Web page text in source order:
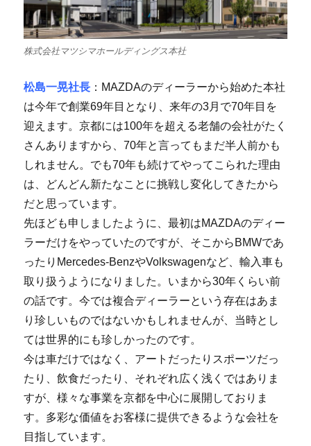
株式会社マツシマホールディングス本社
松島一晃社長 ：MAZDAのディーラーから始めた本社
は今年で創業69年目となり、来年の3月で70年目を
迎えます。京都には100年を超える老舗の会社がたく
さんありますから、70年と言ってもまだ半人前かも
しれません。でも70年も続けてやってこられた理由
は、どんどん新たなことに挑戦し変化してきたから
だと思っています。
先ほども申しましたように、最初はMAZDAのディー
ラーだけをやっていたのですが、そこからBMWであ
ったりMercedes-BenzやVolkswagenなど、輸入車も
取り扱うようになりました。いまから30年くらい前
の話です。今では複合ディーラーという存在はあま
り珍しいものではないかもしれませんが、当時とし
ては世界的にも珍しかったのです。
今は車だけではなく、アートだったりスポーツだっ
たり、飲食だったり、それぞれ広く浅くではありま
すが、様々な事業を京都を中心に展開しておりま
す。多彩な価値をお客様に提供できるような会社を
目指しています。